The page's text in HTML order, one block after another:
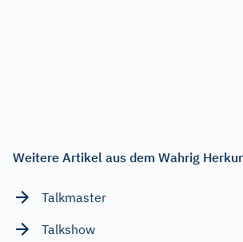
Weitere Artikel aus dem Wahrig
Talkmaster
Talkshow